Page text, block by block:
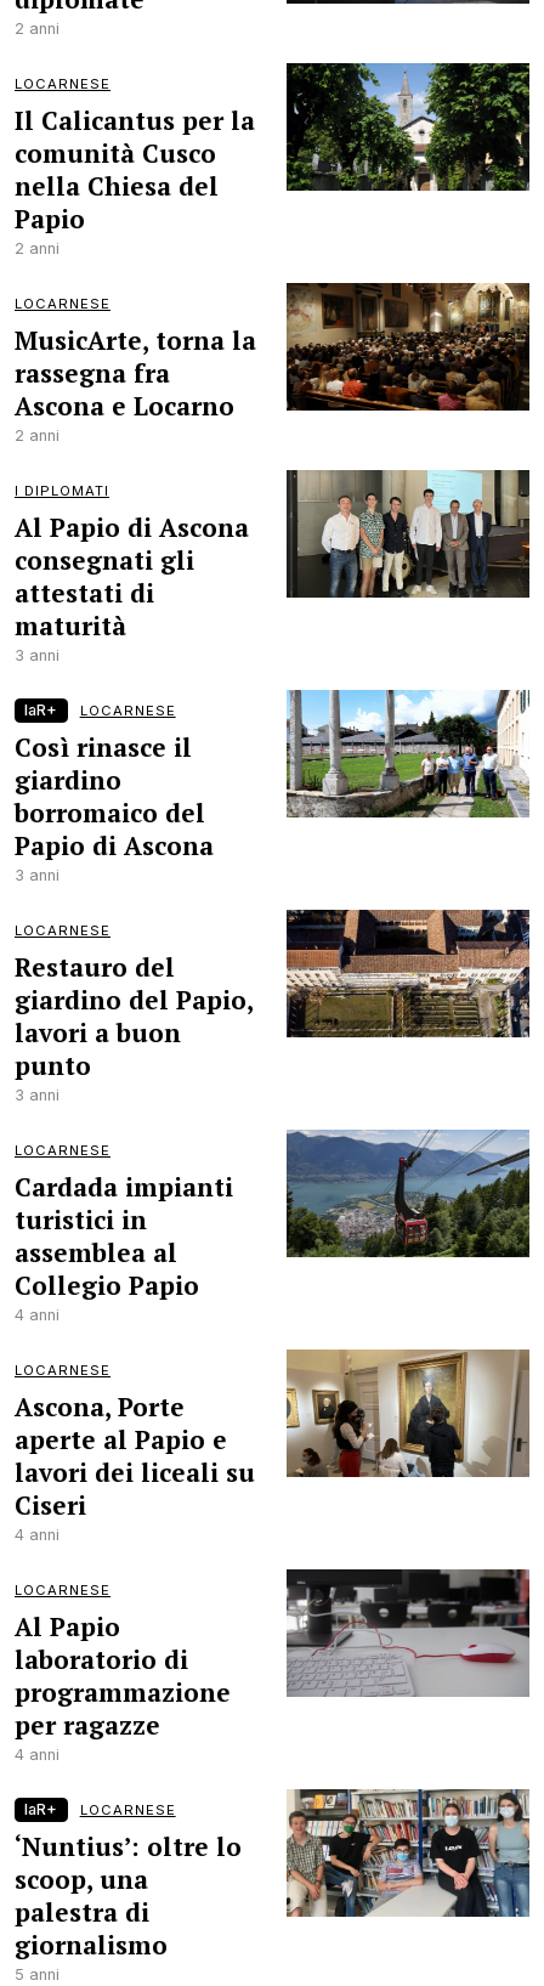
2 anni
LOCARNESE
Il Calicantus per la
comunità Cusco
nella Chiesa del
Papio
2 anni
LOCARNESE
MusicArte, torna la
rassegna fra
Ascona e Locarno
2 anni
I DIPLOMATI
Al Papio di Ascona
consegnati gli
attestati di
maturità
3 anni
laR+ LOCARNESE
Così rinasce il
giardino
borromaico del
Papio di Ascona
3 anni
LOCARNESE
Restauro del
giardino del Papio,
lavori a buon
punto
3 anni
LOCARNESE
Cardada impianti
turistici in
assemblea al
Collegio Papio
4 anni
LOCARNESE
Ascona, Porte
aperte al Papio e
lavori dei liceali su
Ciseri
4 anni
LOCARNESE
Al Papio
laboratorio di
programmazione
per ragazze
4 anni
laR+ LOCARNESE
‘Nuntius’: oltre lo
scoop, una
palestra di
giornalismo
5 anni